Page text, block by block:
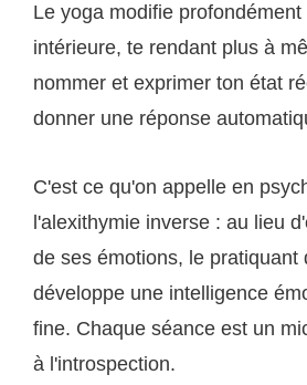
Le yoga modifie
intérieure, te rendant plus à
nommer et exprimer ton état
donner une réponse
C'est ce qu'on appelle en
l'alexithymie inverse : au lieu
de ses émotions, le pratiquant
développe une intelligence
fine. Chaque séance est un
à l'introspection.